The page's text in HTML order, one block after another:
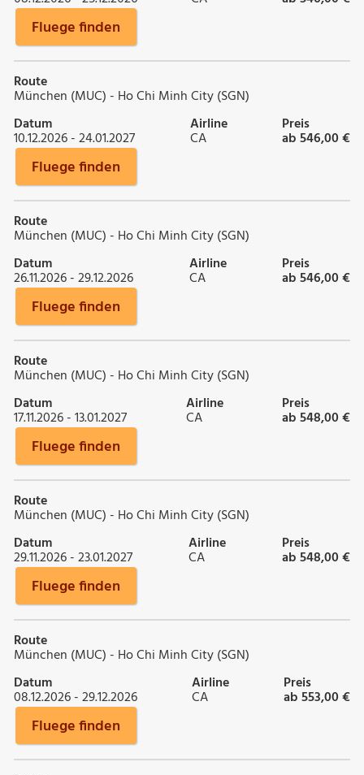
Fluege finden
Route
München (MUC) - Ho Chi Minh City (SGN)
Datum
10.12.2026 - 24.01.2027
Airline
CA
Preis
ab 546,00 €
Fluege finden
Route
München (MUC) - Ho Chi Minh City (SGN)
Datum
26.11.2026 - 29.12.2026
Airline
CA
Preis
ab 546,00 €
Fluege finden
Route
München (MUC) - Ho Chi Minh City (SGN)
Datum
17.11.2026 - 13.01.2027
Airline
CA
Preis
ab 548,00 €
Fluege finden
Route
München (MUC) - Ho Chi Minh City (SGN)
Datum
29.11.2026 - 23.01.2027
Airline
CA
Preis
ab 548,00 €
Fluege finden
Route
München (MUC) - Ho Chi Minh City (SGN)
Datum
08.12.2026 - 29.12.2026
Airline
CA
Preis
ab 553,00 €
Fluege finden